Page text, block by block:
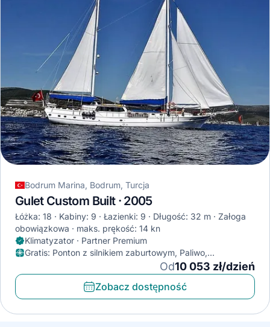
Bodrum Marina, Bodrum, Turcja
Gulet Custom Built · 2005
Łóżka: 18 Kabiny: 9 Łazienki: 9 Długość: 32 m
Załoga
obowiązkowa
maks. prękość: 14 kn
Klimatyzator · Partner Premium
Gratis: Ponton z silnikiem zaburtowym, Paliwo,
Od10 053 zł/dzień
Zobacz dostępność